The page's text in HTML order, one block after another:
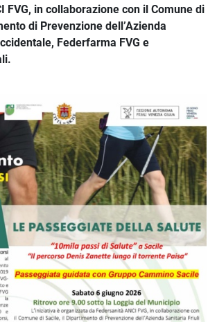
FVG, in collaborazione con il Comune di
di Prevenzione dell’Azienda
Federfarma FVG e